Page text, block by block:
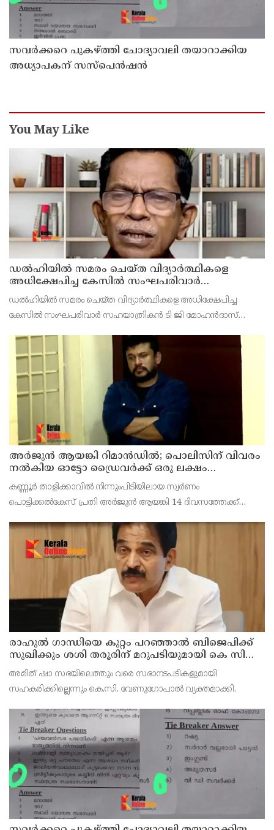
സവര്‍ക്കറെ പുകഴ്ത്തി ചോദ്യാവലി തയാറാക്കിയ
അധ്യാപകന് സസ്‌പെന്‍ഷന്‍
You May Like
ഡൽഹിയിൽ സമരം ചെയ്ത വിദ്യാർത്ഥികളെ
അധിക്ഷേപിച്ച കേസില്‍ സംഘപരിവാർ
സഹയാത്രികൻ ടി ജി മോഹന്‍ദാസ് കസ്റ്റഡിയിൽ
ഡല്‍ഹിയില്‍ സമരം ചെയ്ത വിദ്യാര്‍ത്ഥികളെ അധിക്ഷേപിച്ച
കേസില്‍ സംഘപരിവാര്‍ സഹയാത്രികന്‍ ടി ജി മോഹന്‍ദാസ്
അര്‍ജുന്‍ ആയങ്കി റിമാന്‍ഡില്‍; പൊലിസിന് വിവരം
നൽകിയ ഓട്ടോ ഡ്രൈവർക്ക് ഒരു ലക്ഷം
പാരിതോഷികം നൽകുമെന്ന് മന്ത്രി
കണ്ണൂർ താളിക്കാവിൽ നിന്നുംപിടിയിലായ സ്വർണം
പൊട്ടിക്കൽകേസ് പ്രതി അര്‍ജുന്‍ ആയങ്കി 14 ദിവസത്തേക്ക്
മജിസ്‌ട്രേറ്റാണ് റിമാൻഡ് ചെയ്തത് പ്രതിയെ തലശേരി സബ്
ജയില
രാഹുല്‍ ഗാന്ധിയെ കുറ്റം പറഞ്ഞാല്‍ ബിജെപിക്ക്
സുഖിക്കും ശശി തരൂരിന് മറുപടിയുമായി കെ സി
വേണുഗോപാല്‍
അമിത് ഷാ സഭയിലെത്തും വരെ സഭാനടപടികളുമായി
സഹകരിക്കില്ലെന്നും കെ.സി. വേണുഗോപാല്‍ വ്യക്തമാക്കി.